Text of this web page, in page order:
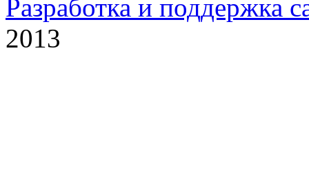
Разработка и поддержка
2013